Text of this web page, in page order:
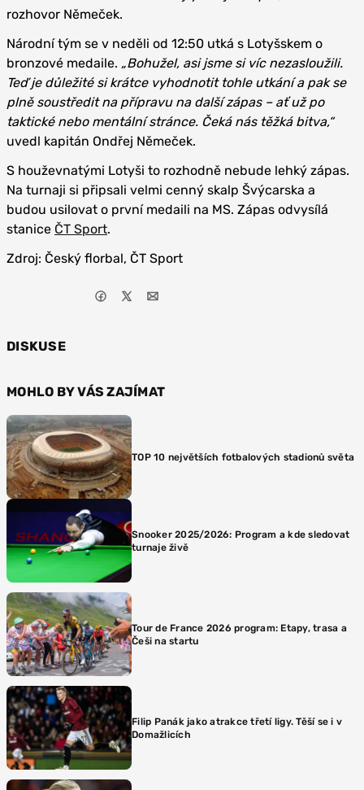
rozhovor Němeček.
Národní tým se v neděli od 12:50 utká s Lotyšskem o
bronzové medaile. „Bohužel, asi jsme si víc nezasloužili.
Teď je důležité si krátce vyhodnotit tohle utkání a pak se
plně soustředit na přípravu na další zápas – ať už po
taktické nebo mentální stránce. Čeká nás těžká bitva,“
uvedl kapitán Ondřej Němeček.
S houževnatými Lotyši to rozhodně nebude lehký zápas.
Na turnaji si připsali velmi cenný skalp Švýcarska a
budou usilovat o první medaili na MS. Zápas odvysílá
stanice ČT Sport.
Zdroj: Český florbal, ČT Sport
DISKUSE
MOHLO BY VÁS ZAJÍMAT
TOP 10 největších fotbalových stadionů světa
Snooker 2025/2026: Program a kde sledovat
turnaje živě
Tour de France 2026 program: Etapy, trasa a
Češi na startu
Filip Panák jako atrakce třetí ligy. Těší se i v
Domažlicích